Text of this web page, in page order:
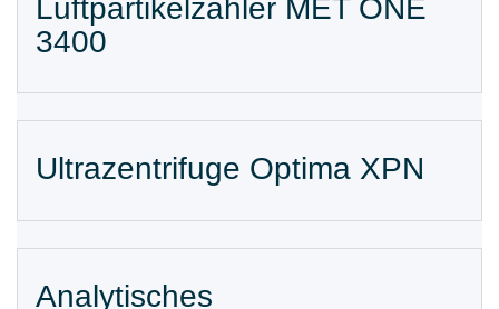
Luftpartikelzähler MET ONE
3400
Ultrazentrifuge Optima XPN
Analytisches